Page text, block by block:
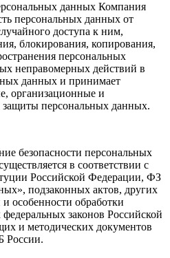
данных Компания
персональных данных от
доступа к ним,
блокирования, копирования,
персональных
неправомерных действий в
данных и принимает
организационные и
защиты персональных данных.
безопасности персональных
в соответствии с
Российской Федерации, ФЗ
подзаконных актов, других
особенности обработки
законов Российской
и методических документов